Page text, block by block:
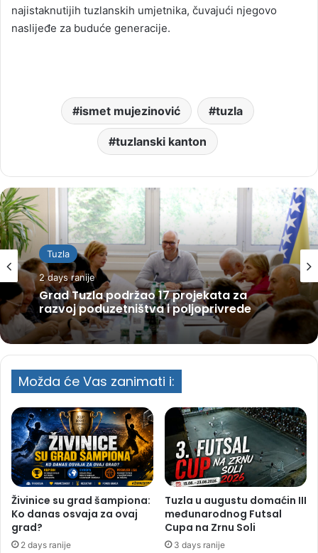
najistaknutijih tuzlanskih umjetnika, čuvajući njegovo
naslijeđe za buduće generacije.
ismet mujezinović tuzla
tuzlanski kanton
Tuzla
2 days ranije
Grad Tuzla podržao 17 projekata za
razvoj poduzetništva i poljoprivrede
Možda će Vas zanimati i:
Živinice su grad šampiona:
Ko danas osvaja za ovaj
grad?
2 days ranije
Tuzla u augustu domaćin III
međunarodnog Futsal
Cupa na Zrnu Soli
3 days ranije